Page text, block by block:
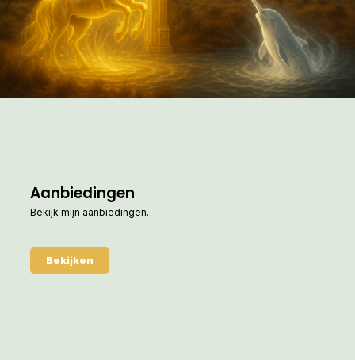
Aanbiedingen
Bekijk mijn aanbiedingen.
Bekijken